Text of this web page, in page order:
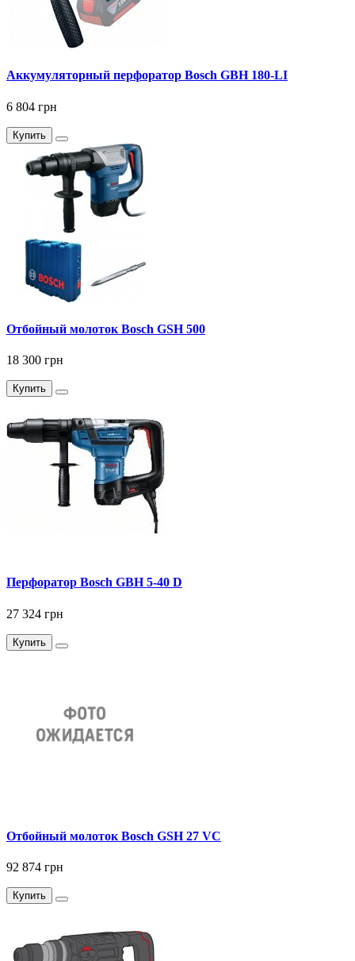
Аккумуляторный перфоратор Bosch GBH 180-LI
6 804 грн
Купить
Отбойный молоток Bosch GSH 500
18 300 грн
Купить
Перфоратор Bosch GBH 5-40 D
27 324 грн
Купить
Отбойный молоток Bosch GSH 27 VC
92 874 грн
Купить